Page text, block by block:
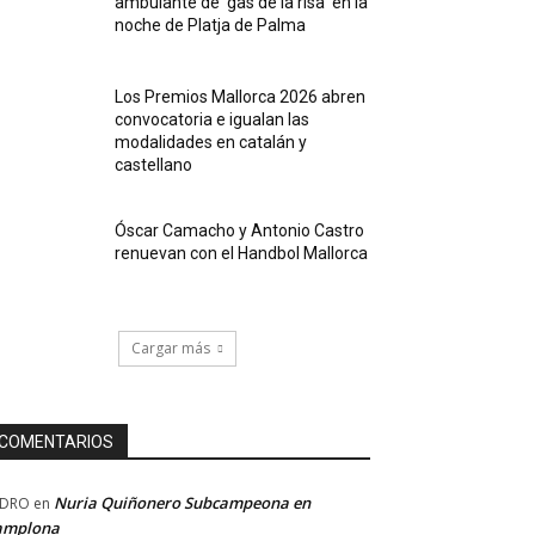
noche de Platja de Palma
Los Premios Mallorca 2026 abren
convocatoria e igualan las
modalidades en catalán y
castellano
Óscar Camacho y Antonio Castro
renuevan con el Handbol Mallorca
Cargar más
en Nuria Quiñonero Subcampeona en